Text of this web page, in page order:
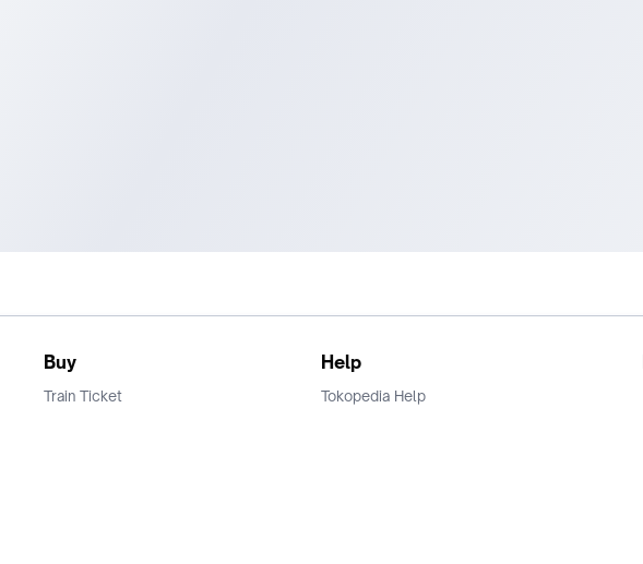
Buy
Train Ticket
Help
Tokopedia Help